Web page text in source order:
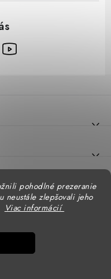
pohodlné prezeranie
neustále zlepšovali jeho
Viac informácií